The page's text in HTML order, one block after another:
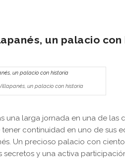
un palacio con
un palacio con historia
una larga jornada en una de
continuidad en uno de sus
Un precioso palacio con
secretos y una activa